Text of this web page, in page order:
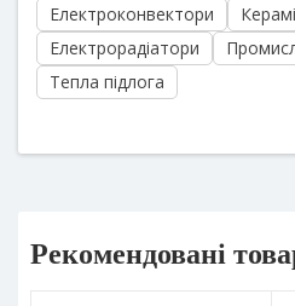
Електроконвектори
Електрорадіатори
Тепла підлога
Рекомендовані